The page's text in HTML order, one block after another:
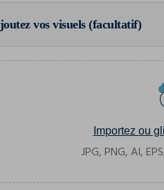
vos visuels (facultatif)
Importez ou
JPG, PNG, AI,